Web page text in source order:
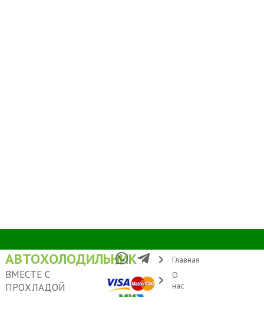
АВТОХОЛОДИЛЬНИК
ВМЕСТЕ С
ПРОХЛАДОЙ
Главная
О
нас